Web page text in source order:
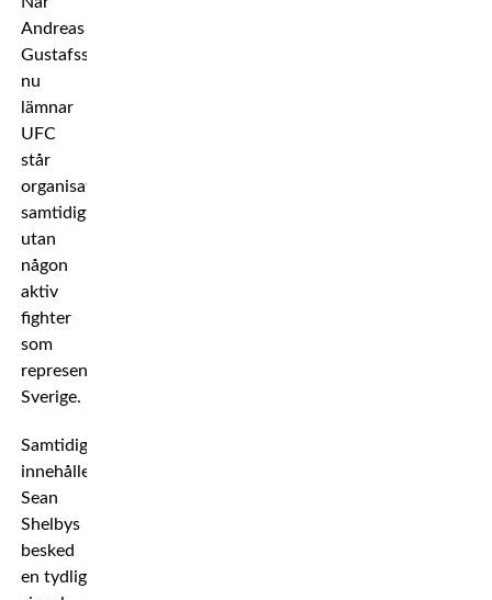
Andreas
Gustafsson
nu
lämnar
UFC
står
organisationen
samtidigt
utan
någon
aktiv
fighter
som
representerar
Sverige.
Samtidigt
innehåller
Sean
Shelbys
besked
en tydlig